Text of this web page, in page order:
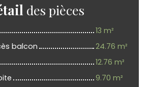
des pièces
13 m²
balcon
24.76 m²
12.76 m²
9.70 m²